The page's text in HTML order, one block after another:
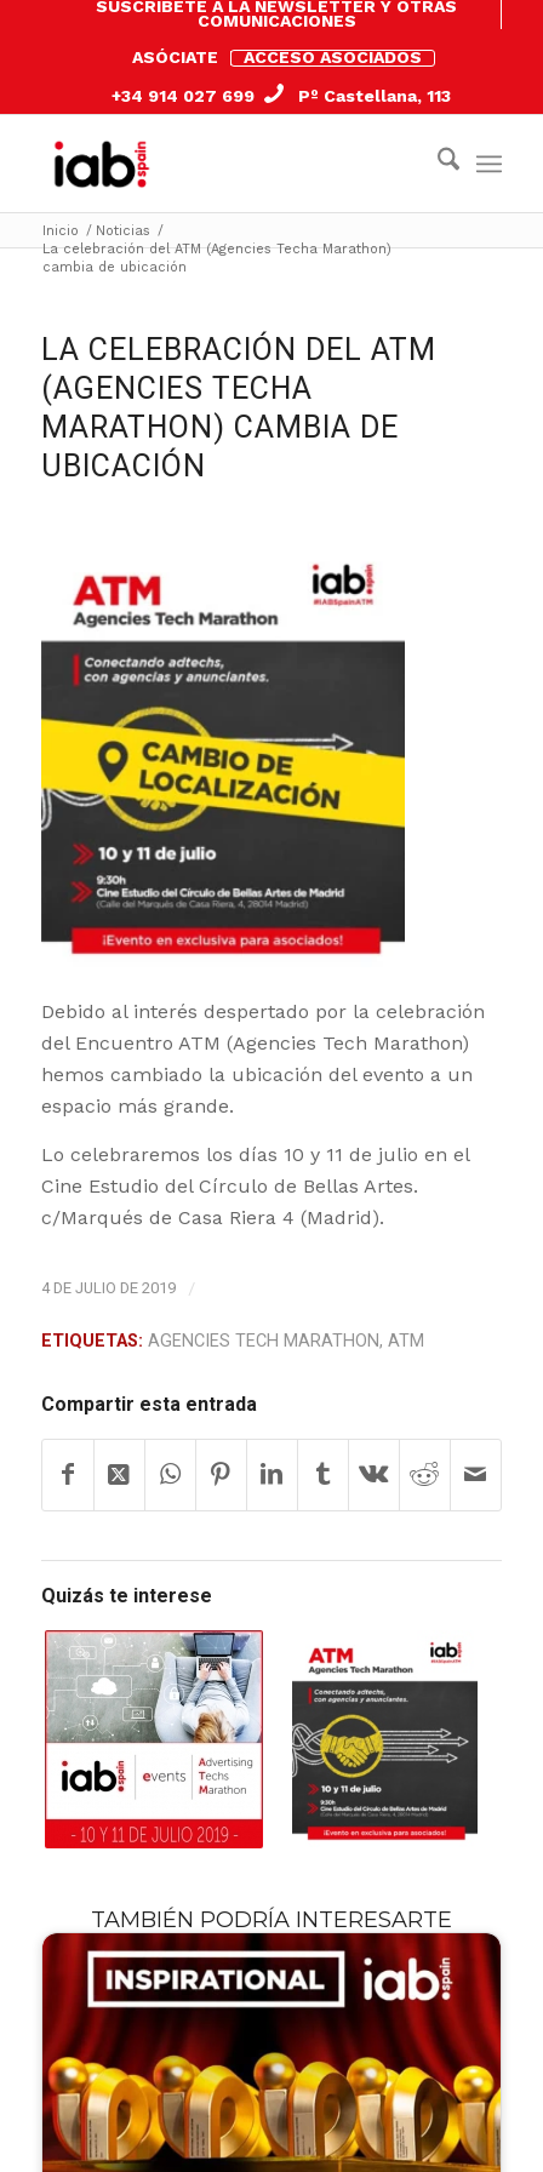
SUSCRÍBETE A LA NEWSLETTER Y OTRAS
COMUNICACIONES
ASÓCIATE
ACCESO ASOCIADOS
+34 914 027 699
Pº Castellana, 113
Inicio / Noticias /
La celebración del ATM (Agencies Techa Marathon)
cambia de ubicación
LA CELEBRACIÓN DEL ATM
(AGENCIES TECHA
MARATHON) CAMBIA DE
UBICACIÓN
Debido al interés despertado por la celebración
del Encuentro ATM (Agencies Tech Marathon)
hemos cambiado la ubicación del evento a un
espacio más grande.
Lo celebraremos los días 10 y 11 de julio en el
Cine Estudio del Círculo de Bellas Artes.
c/Marqués de Casa Riera 4 (Madrid).
4 DE JULIO DE 2019 /
ETIQUETAS: AGENCIES TECH MARATHON, ATM
Compartir esta entrada
Quizás te interese
TAMBIÉN PODRÍA INTERESARTE